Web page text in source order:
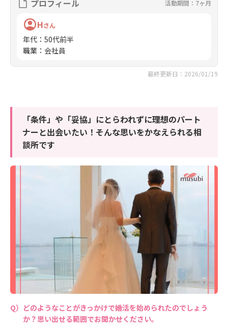
プロフィール 活動期間：7ヶ月
Hさん
年代 ： 50代前半
職業 ： 会社員
最終更新日：2026/01/19
「条件」や「妥協」にとらわれずに理想のパート
ナーと出会いたい！そんな思いをかなえられる相
談所です
どのようなことがきっかけで婚活を始められたのでしょう
か？思い出せる範囲でお聞かせください。